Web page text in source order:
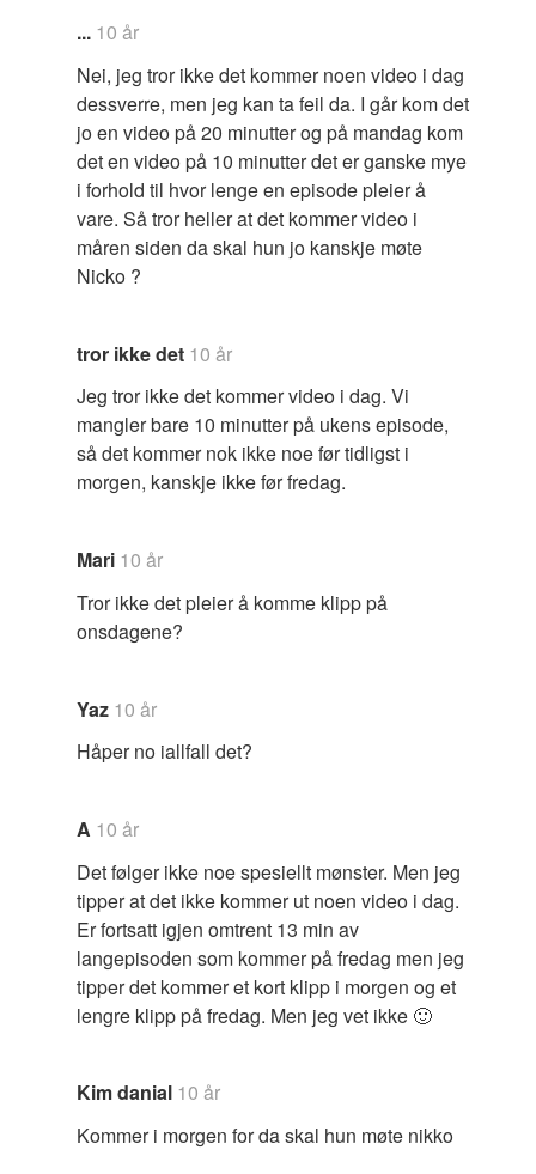
... 10 år
Nei, jeg tror ikke det kommer noen video i dag
dessverre, men jeg kan ta feil da. I går kom det
jo en video på 20 minutter og på mandag kom
det en video på 10 minutter det er ganske mye
i forhold til hvor lenge en episode pleier å
vare. Så tror heller at det kommer video i
måren siden da skal hun jo kanskje møte
Nicko ?
tror ikke det 10 år
Jeg tror ikke det kommer video i dag. Vi
mangler bare 10 minutter på ukens episode,
så det kommer nok ikke noe før tidligst i
morgen, kanskje ikke før fredag.
Mari 10 år
Tror ikke det pleier å komme klipp på
onsdagene?
Yaz 10 år
Håper no iallfall det?
A 10 år
Det følger ikke noe spesiellt mønster. Men jeg
tipper at det ikke kommer ut noen video i dag.
Er fortsatt igjen omtrent 13 min av
langepisoden som kommer på fredag men jeg
tipper det kommer et kort klipp i morgen og et
lengre klipp på fredag. Men jeg vet ikke 🙂
Kim danial 10 år
Kommer i morgen for da skal hun møte nikko